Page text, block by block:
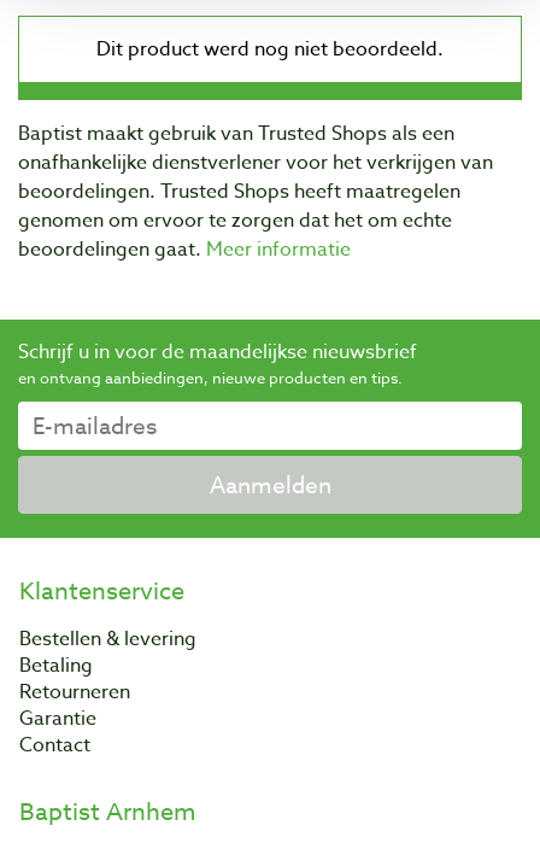
Baptist maakt gebruik van Trusted Shops als een
onafhankelijke dienstverlener voor het verkrijgen van
beoordelingen. Trusted Shops heeft maatregelen
genomen om ervoor te zorgen dat het om echte
beoordelingen gaat. Meer informatie
Schrijf u in voor de maandelijkse nieuwsbrief
en ontvang aanbiedingen, nieuwe producten en tips.
Aanmelden
Klantenservice
Bestellen & levering
Betaling
Retourneren
Garantie
Contact
Baptist Arnhem